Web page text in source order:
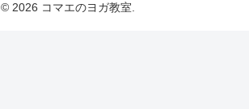
© 2026 コマエのヨガ教室.